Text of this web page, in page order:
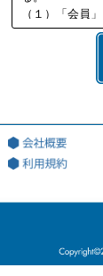
（１）「会員
定する必要書
員資格を付与
（２）「本サ
本サービス専
ことを希望す
（４）「登録
（５）「利用
立する会員に
（６）「知的
意匠権その他
利につき登録